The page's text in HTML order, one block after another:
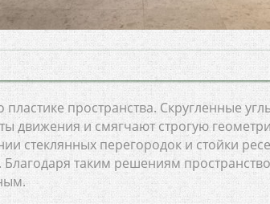
пространства. Скругленные
движения и смягчают строгую
стеклянных перегородок и стойки
Благодаря таким решениям